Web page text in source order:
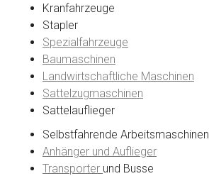
Baujahr
Getriebe
Bekannte Schäden
Kilometerstand
Kranfahrzeuge
Stapler
Spezialfahrzeuge
Baumaschinen
Landwirtschaftliche Maschinen
Sattelzugmaschinen
Sattelauflieger
Selbstfahrende Arbeitsmaschinen
Anhänger und Auflieger
Transporter und Busse